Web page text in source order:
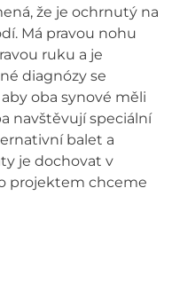
že je ochrnutý na
Má pravou nohu
ruku a je
diagnózy se
oba synové měli
navštěvují speciální
balet a
je dochovat v
projektem chceme